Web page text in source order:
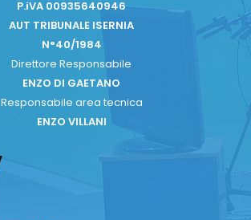
P.iVA 00935640946
AUT TRIBUNALE ISERNIA
N°40/1984
Direttore Responsabile
ENZO DI GAETANO
Responsabile area tecnica
ENZO VILLANI